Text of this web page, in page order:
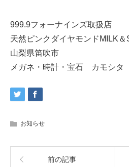
999.9フォーナインズ取扱店
天然ピンクダイヤモンドMILK
山梨県笛吹市
メガネ・時計・宝石 カモシタ
お知らせ
前の記事